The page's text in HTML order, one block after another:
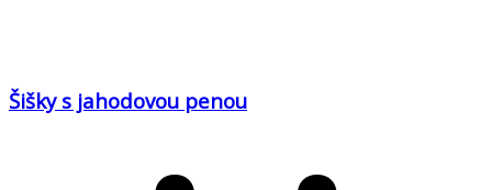
Šišky s jahodovou penou